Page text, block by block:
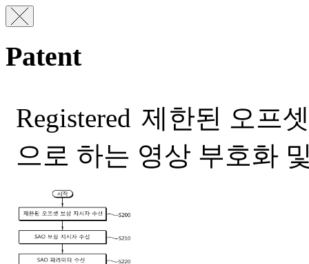
Patent
Registered 제한된 오프
으로 하는 영상 부호화